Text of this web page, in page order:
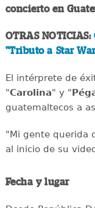
concierto en
OTRAS NOTICIAS:
"Tributo a Star
El intérprete de
"Carolina" y "
guatemaltecos a
"Mi gente querida
al inicio de su
Fecha y lugar